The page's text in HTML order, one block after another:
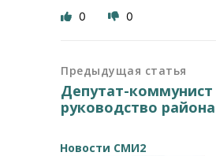
0 0
Предыдущая статья
Депутат-
руководство
Новости СМИ2